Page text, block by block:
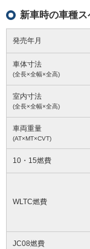
新車時の車種ス
発売年月
車体寸法
(全長×全幅×全高)
室内寸法
(全長×全幅×全高)
車両重量
(AT×MT×CVT)
10・15燃費
WLTC燃費
JC08燃費